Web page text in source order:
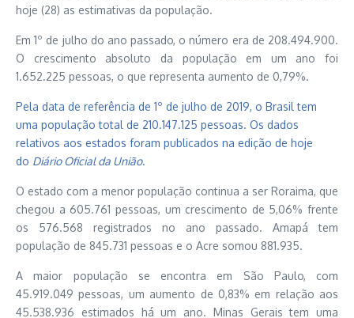
hoje (28) as estimativas da população.
Em 1º de julho do ano passado, o número era de 208.494.900.
O crescimento absoluto da população em um ano foi
1.652.225 pessoas, o que representa aumento de 0,79%.
Pela data de referência de 1º de julho de 2019, o Brasil tem
uma população total de 210.147.125 pessoas. Os dados
relativos aos estados foram publicados na edição de hoje
do Diário Oficial da União.
O estado com a menor população continua a ser Roraima, que
chegou a 605.761 pessoas, um crescimento de 5,06% frente
os 576.568 registrados no ano passado. Amapá tem
população de 845.731 pessoas e o Acre somou 881.935.
A maior população se encontra em São Paulo, com
45.919.049 pessoas, um aumento de 0,83% em relação aos
45.538.936 estimados há um ano. Minas Gerais tem uma